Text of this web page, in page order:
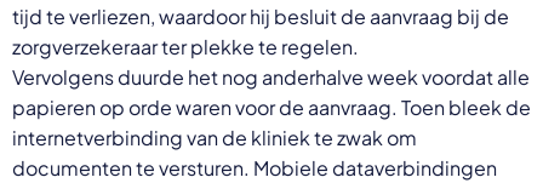
tijd te verliezen, waardoor hij besluit de aanvraag bij de
zorgverzekeraar ter plekke te regelen.
Vervolgens duurde het nog anderhalve week voordat alle
papieren op orde waren voor de aanvraag. Toen bleek de
internetverbinding van de kliniek te zwak om
documenten te versturen. Mobiele dataverbindingen